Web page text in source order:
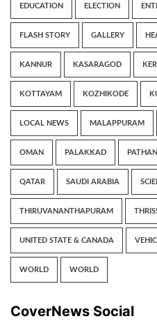
EDUCATION ELECTION
FLASH STORY GALLERY
KANNUR KASARAGOD
KOTTAYAM KOZHIKODE
LOCAL NEWS MALAPPURAM
OMAN PALAKKAD
QATAR SAUDI ARABIA
THIRUVANANTHAPURAM
UNITED STATE & CANADA
WORLD WORLD
CoverNews Social